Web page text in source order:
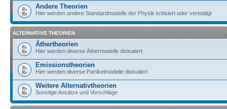
Andere Theorien
Hier werden andere Standardmodelle der Physik kritisiert oder verteidigt
ALTERNATIVE THEORIEN
Äthertheorien
Hier werden diverse Äthermodelle diskutiert
Emissionstheorien
Hier werden diverse Partikelmodelle diskutiert
Weitere Alternativtheorien
Sonstige Ansätze und Vorschläge